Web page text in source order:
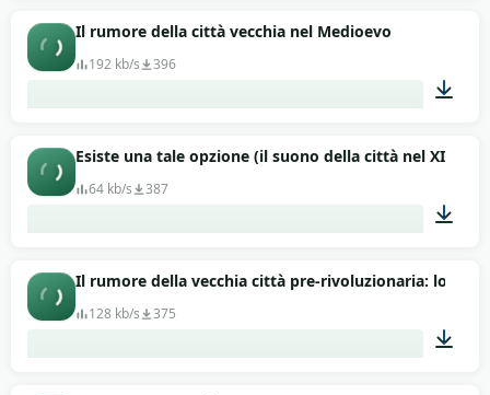
Il rumore della città vecchia nel Medioevo
192 kb/s 396
10:00
Esiste una tale opzione (il suono della città nel XIX o
64 kb/s 387
03:00
Il rumore della vecchia città pre-rivoluzionaria: lo
128 kb/s 375